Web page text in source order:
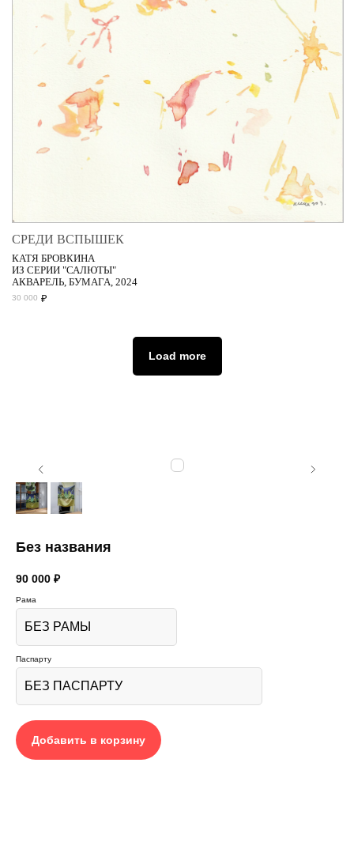
СРЕДИ ВСПЫШЕК
КАТЯ БРОВКИНА
ИЗ СЕРИИ "САЛЮТЫ"
АКВАРЕЛЬ, БУМАГА, 2024
30 000 ₽
Load more
Без названия
90 000 ₽
Рама
Паспарту
Добавить в корзину